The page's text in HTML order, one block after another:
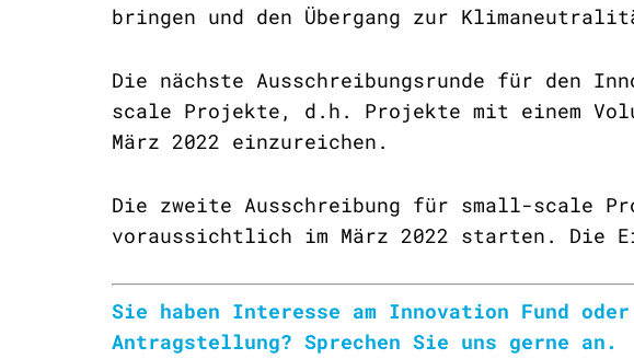
bringen und den Übergang zur
Die nächste Ausschreibungsrunde für den
scale Projekte, d.h. Projekte mit einem
März 2022 einzureichen.
Die zweite Ausschreibung für small-scale
voraussichtlich im März 2022 starten. Die
Sie haben Interesse am Innovation Fund
Antragstellung? Sprechen Sie uns gerne an.